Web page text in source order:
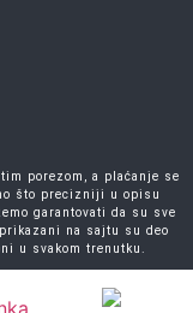
porezom, a plaćanje se
što precizniji u opisu
garantovati da su sve
na sajtu su deo
u svakom trenutku.